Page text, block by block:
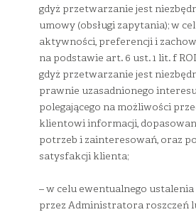
gdyż przetwarzanie jest
umowy (obsługi zapytania); w
aktywności, preferencji i
na podstawie art. 6 ust. 1 lit. f
gdyż przetwarzanie jest
prawnie uzasadnionego
polegającego na możliwości
klientowi informacji,
potrzeb i zainteresowań, oraz
satysfakcji klienta;
– w celu ewentualnego
przez Administratora roszczeń